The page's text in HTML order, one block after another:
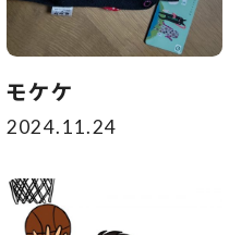
モケケ
2024.11.24